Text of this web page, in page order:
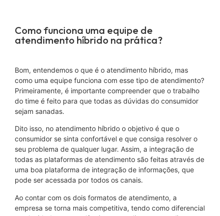
Como funciona uma equipe de
atendimento híbrido na prática?
Bom, entendemos o que é o atendimento híbrido, mas
como uma equipe funciona com esse tipo de atendimento?
Primeiramente, é importante compreender que o trabalho
do time é feito para que todas as dúvidas do consumidor
sejam sanadas.
Dito isso, no atendimento híbrido o objetivo é que o
consumidor se sinta confortável e que consiga resolver o
seu problema de qualquer lugar. Assim, a integração de
todas as plataformas de atendimento são feitas através de
uma boa plataforma de integração de informações, que
pode ser acessada por todos os canais.
Ao contar com os dois formatos de atendimento, a
empresa se torna mais competitiva, tendo como diferencial